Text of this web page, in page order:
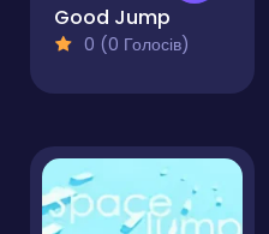
Good Jump
0 (0 Голосів)